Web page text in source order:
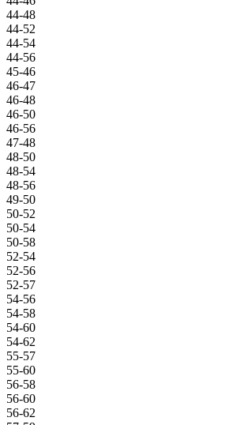
44-48
44-52
44-54
44-56
45-46
46-47
46-48
46-50
46-56
47-48
48-50
48-54
48-56
49-50
50-52
50-54
50-58
52-54
52-56
52-57
54-56
54-58
54-60
54-62
55-57
55-60
56-58
56-60
56-62